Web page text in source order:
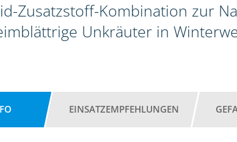
Zusatzstoff-Kombination zur
Unkräuter in
EINSATZEMPFEHLUNGEN